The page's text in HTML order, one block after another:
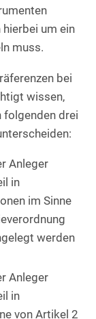
um ein
muss.
bei
wissen,
folgenden drei
Anleger
in
im Sinne
werden
Anleger
in
von Artikel 2